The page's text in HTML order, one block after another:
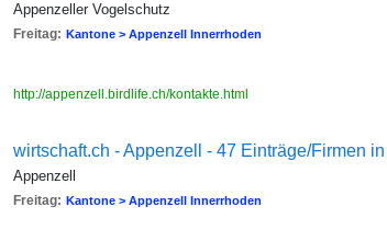
Appenzeller Vogelschutz
Freitag: Kantone > Appenzell Innerrhoden
http://appenzell.birdlife.ch/kontakte.html
wirtschaft.ch - Appenzell - 47 Einträge/Firmen in
Appenzell
Freitag: Kantone > Appenzell Innerrhoden